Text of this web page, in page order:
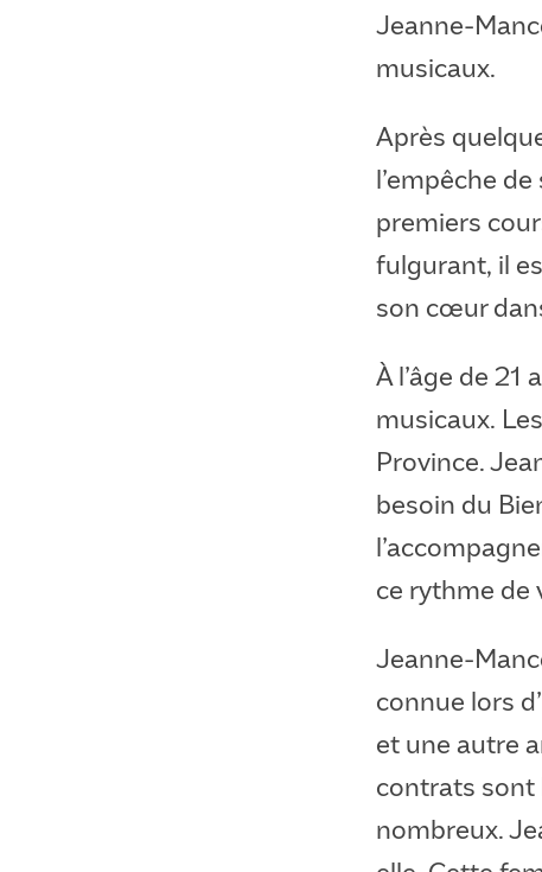
Jeanne-
musicaux.
Après
l’empêche
premiers
fulgurant, il
son cœur
À l’âge de
musicaux.
Province.
besoin du
ce rythme de
Jeanne-
connue lors
et une autre
contrats sont
nombreux.